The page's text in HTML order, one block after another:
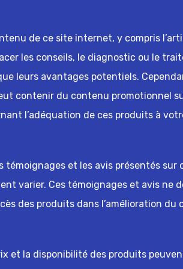
de ce site internet, y compris
les conseils, le diagnostic ou le
leurs avantages potentiels.
contenir du contenu promotionnel
l’adéquation de ces produits à
témoignages et les avis présentés
varier. Ces témoignages et avis ne
des produits dans l’amélioration
et la disponibilité des produits